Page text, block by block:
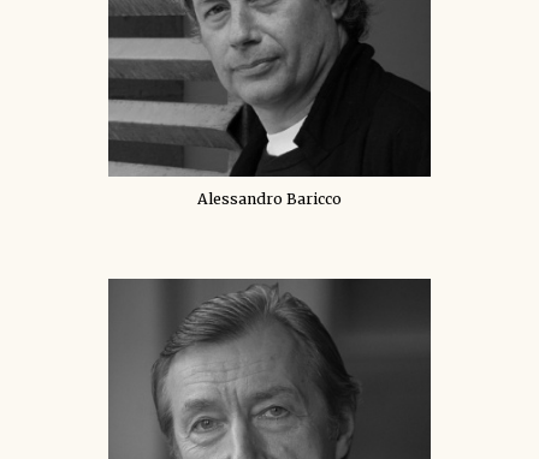
Alessandro Baricco